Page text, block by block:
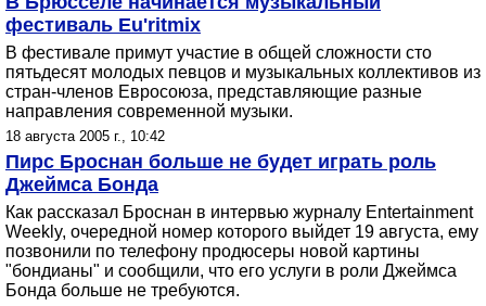
фестиваль Eu'ritmix
В фестивале примут участие в общей сложности сто
пятьдесят молодых певцов и музыкальных коллективов из
стран-членов Евросоюза, представляющие разные
направления современной музыки.
18 августа 2005 г., 10:42
Пирс Броснан больше не будет играть роль
Джеймса Бонда
Как рассказал Броснан в интервью журналу Entertainment
Weekly, очередной номер которого выйдет 19 августа, ему
позвонили по телефону продюсеры новой картины
"бондианы" и сообщили, что его услуги в роли Джеймса
Бонда больше не требуются.